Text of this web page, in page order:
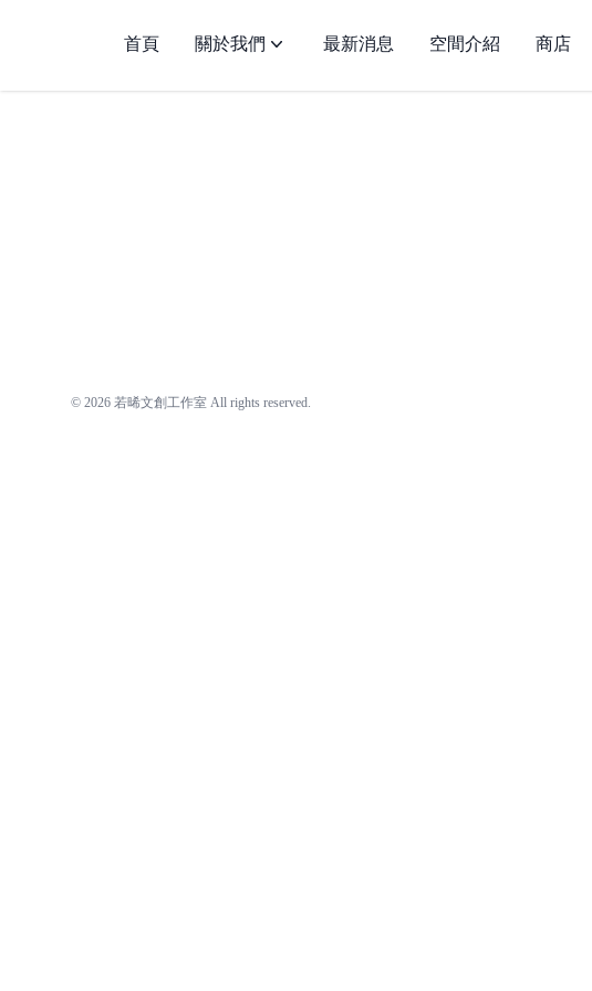
首頁 關於我們 最新消息 空間介紹 商店
© 2026 若晞文創工作室 All rights reserved.